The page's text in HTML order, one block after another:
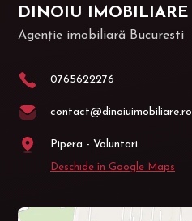
DINOIU IMOBILIARE
Agenție imobiliară Bucuresti
0765622276
contact@dinoiuimobiliare.ro
Pipera - Voluntari
Deschide în Google Maps